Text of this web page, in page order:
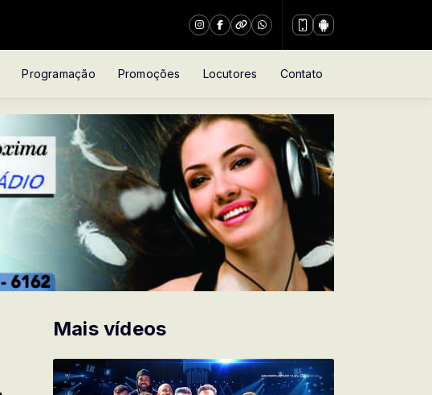
Programação Promoções Locutores Contato
Mais vídeos